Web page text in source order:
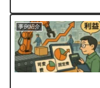
事例紹介